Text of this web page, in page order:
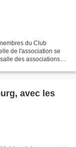
du Club
de l'association se
des associations
avec les